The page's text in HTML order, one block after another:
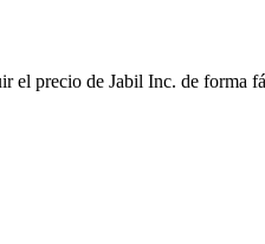
precio de Jabil Inc. de forma